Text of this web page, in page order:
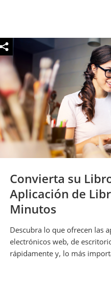
Convierta su
Aplicación de
Minutos
Descubra lo que ofrecen las
electrónicos web, de
rápidamente y, lo más